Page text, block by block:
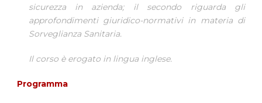
sicurezza in azienda; il secondo riguarda gli
approfondimenti giuridico-normativi in materia di
Sorveglianza Sanitaria.
Il corso è erogato in lingua inglese.
Programma